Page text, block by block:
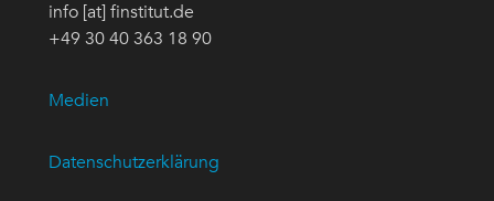
info [at] finstitut.de
+49 30 40 363 18 90
Medien
Datenschutzerklärung